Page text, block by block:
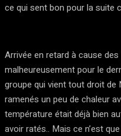
ce qui sent bon pour la suite
Arrivée en retard à cause des
malheureusement pour le
groupe qui vient tout droit de
ramenés un peu de chaleur
température était déjà bien
avoir ratés.. Mais ce n’est